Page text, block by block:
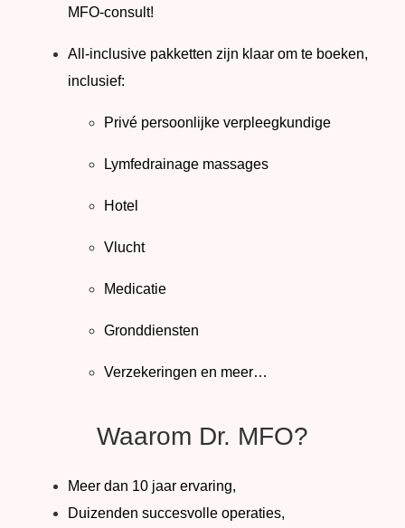
MFO-consult!
All-inclusive pakketten zijn klaar om te boeken,
inclusief:
Privé persoonlijke verpleegkundige
Lymfedrainage massages
Hotel
Vlucht
Medicatie
Gronddiensten
Verzekeringen en meer…
Waarom Dr. MFO?
Meer dan 10 jaar ervaring,
Duizenden succesvolle operaties,